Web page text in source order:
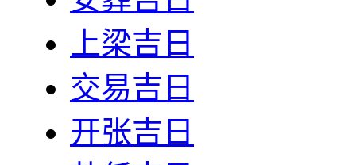
上梁吉日
交易吉日
开张吉日